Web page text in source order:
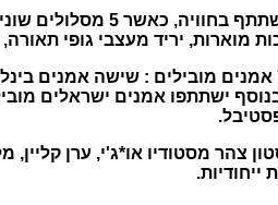
גם השנה, הקהל מוזמן
מוארות, יריד מעצבי גופי
השנה יארח הפסטיבל כ-70 אמנים מובילים :
ישתתפו אמנים ישראלים
צהר מסטודיו או*ג'י, ערן קליין,
ייחודיות.